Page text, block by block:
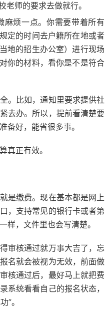
老师的要求去做就行。
麻烦一点。你需要带着所有
定的时间去户籍所在地或者
地的招生办公室）进行现场
你的材料，看你是不是符合
。比如，通知里要求提供社
去办。所以，提前看清楚要
备好，能省很多事。
真正有效。
是缴费。现在基本都是网上
，支持常见的银行卡或者第
样，文件里也会写清楚。
审核通过就万事大吉了，忘
名就会被视为无效，前面做
核通过后，最好马上就把费
系统看看自己的报名状态，
”。